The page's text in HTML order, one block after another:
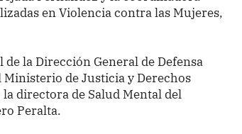
en Violencia contra las Mujeres,
la Dirección General de Defensa
Ministerio de Justicia y Derechos
directora de Salud Mental del
Peralta.